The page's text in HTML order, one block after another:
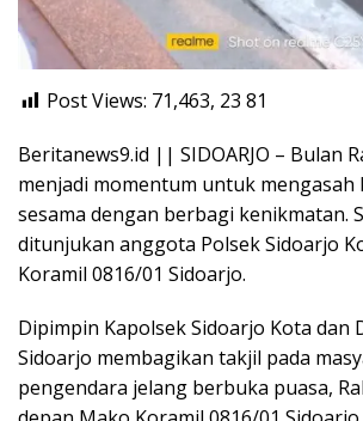
Post Views: 71,463, 23 81
Beritanews9.id || SIDOARJO – Bulan
menjadi momentum untuk mengasah
sesama dengan berbagi kenikmatan.
ditunjukan anggota Polsek Sidoarjo
Koramil 0816/01 Sidoarjo.
Dipimpin Kapolsek Sidoarjo Kota dan
Sidoarjo membagikan takjil pada
pengendara jelang berbuka puasa,